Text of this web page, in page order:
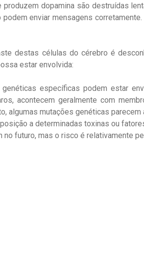
dopamina são destruídas
enviar mensagens
destas células do cérebro é
estar envolvida:
genéticas específicas podem estar
acontecem geralmente com
algumas mutações genéticas
a determinadas toxinas ou
no futuro, mas o risco é relativamente